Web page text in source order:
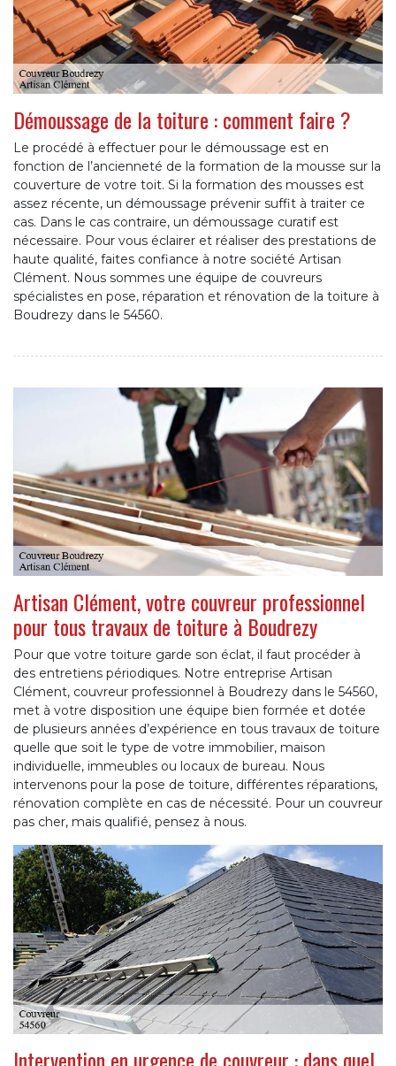
Démoussage de la toiture : comment faire ?
Le procédé à effectuer pour le démoussage est en
fonction de l’ancienneté de la formation de la mousse sur la
couverture de votre toit. Si la formation des mousses est
assez récente, un démoussage prévenir suffit à traiter ce
cas. Dans le cas contraire, un démoussage curatif est
nécessaire. Pour vous éclairer et réaliser des prestations de
haute qualité, faites confiance à notre société Artisan
Clément. Nous sommes une équipe de couvreurs
spécialistes en pose, réparation et rénovation de la toiture à
Boudrezy dans le 54560.
Artisan Clément, votre couvreur professionnel
pour tous travaux de toiture à Boudrezy
Pour que votre toiture garde son éclat, il faut procéder à
des entretiens périodiques. Notre entreprise Artisan
Clément, couvreur professionnel à Boudrezy dans le 54560,
met à votre disposition une équipe bien formée et dotée
de plusieurs années d’expérience en tous travaux de toiture
quelle que soit le type de votre immobilier, maison
individuelle, immeubles ou locaux de bureau. Nous
intervenons pour la pose de toiture, différentes réparations,
rénovation complète en cas de nécessité. Pour un couvreur
pas cher, mais qualifié, pensez à nous.
Intervention en urgence de couvreur : dans quel